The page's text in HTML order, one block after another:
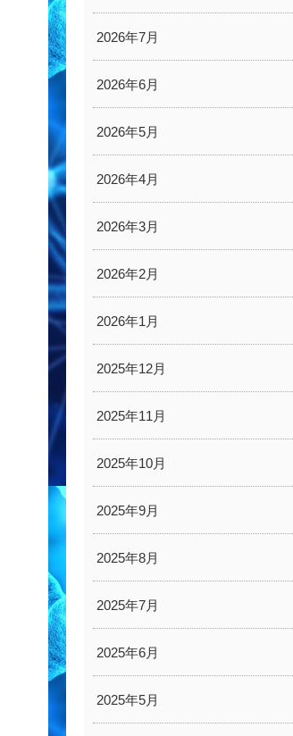
2026年7月
2026年6月
2026年5月
2026年4月
2026年3月
2026年2月
2026年1月
2025年12月
2025年11月
2025年10月
2025年9月
2025年8月
2025年7月
2025年6月
2025年5月